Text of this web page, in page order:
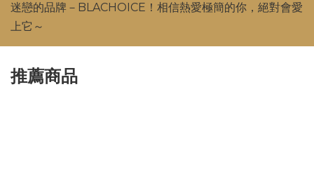
迷戀的品牌－BLACHOICE！相信熱愛極簡的你，絕對會愛
上它～
推薦商品